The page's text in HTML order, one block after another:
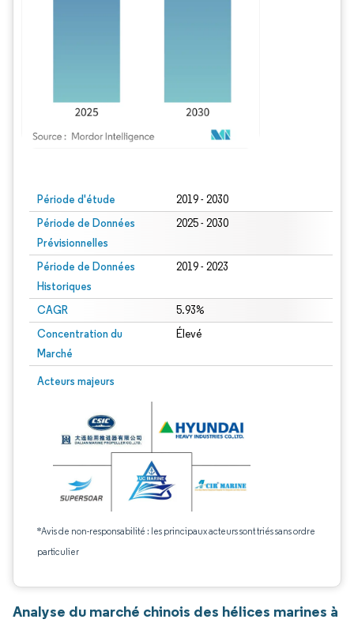
Période d'étude 2019 - 2030
Période de Données
Prévisionnelles
2025 - 2030
Période de Données
Historiques
2019 - 2023
CAGR 5.93%
Concentration du
Marché
Élevé
Acteurs majeurs
*Avis de non-responsabilité : les principaux acteurs sont triés sans ordre
particulier
Analyse du marché chinois des hélices marines à